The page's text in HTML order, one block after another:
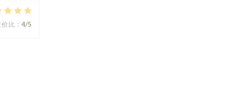
价比 : 4/5